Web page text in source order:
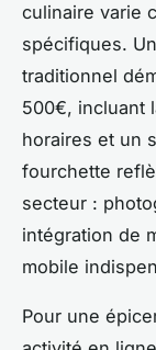
culinaire varie
spécifiques.
traditionnel
500€, incluant
horaires et un
fourchette
secteur :
intégration de
mobile
Pour une